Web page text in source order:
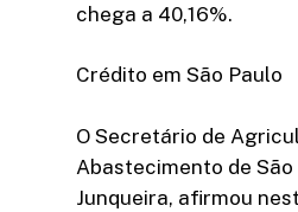
chega a 40,16%.
Crédito em São Paulo
O Secretário de
Abastecimento de
Junqueira, afirmou